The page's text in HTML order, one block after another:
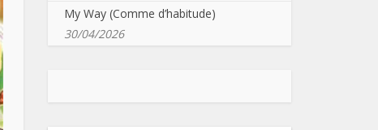
My Way (Comme d’habitude)
30/04/2026